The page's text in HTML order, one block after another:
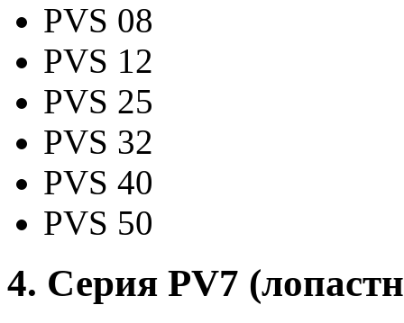
PVS 08
PVS 12
PVS 25
PVS 32
PVS 40
PVS 50
4. Серия PV7